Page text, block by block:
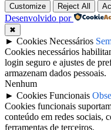
Customize Reject All
Desenvolvido por
✖
► Cookies Necessários
Cookies necessários
login seguro e ajustes de
armazenam dados pessoais.
Nenhum
► Cookies Funcionais
Cookies funcionais
conteúdo em redes sociais,
ferramentas de terceiros.